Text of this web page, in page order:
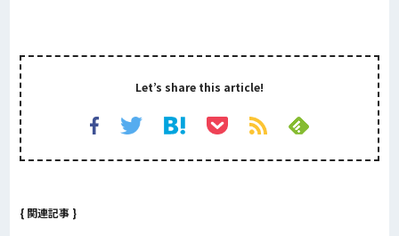
Let’s share this article!
{ 関連記事 }